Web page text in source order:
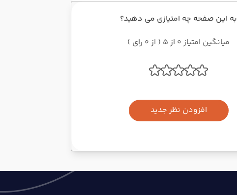
به این صفحه چه امتیازی می دهید؟
میانگین امتیاز 0 از 5 ( از 0 رای )
افزودن نظر جدید